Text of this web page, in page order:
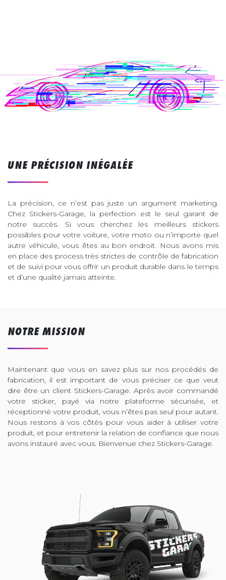
UNE PRÉCISION INÉGALÉE
La précision, ce n’est pas juste un argument marketing.
Chez Stickers-Garage, la perfection est le seul garant de
notre succès. Si vous cherchez les meilleurs stickers
possibles pour votre voiture, votre moto ou n’importe quel
autre véhicule, vous êtes au bon endroit. Nous avons mis
en place des process très strictes de contrôle de fabrication
et de suivi pour vous offrir un produit durable dans le temps
et d’une qualité jamais atteinte.
NOTRE MISSION
Maintenant que vous en savez plus sur nos procédés de
fabrication, il est important de vous préciser ce que veut
dire être un client Stickers-Garage. Après avoir commandé
votre sticker, payé via notre plateforme sécurisée, et
réceptionné votre produit, vous n’êtes pas seul pour autant.
Nous restons à vos côtés pour vous aider à utiliser votre
produit, et pour entretenir la relation de confiance que nous
avons instauré avec vous. Bienvenue chez Stickers-Garage.